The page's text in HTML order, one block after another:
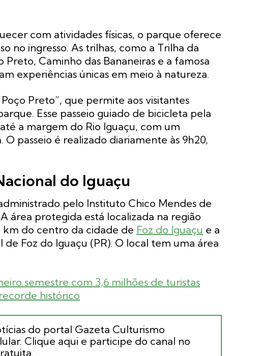
com atividades físicas, o parque oferece
no ingresso. As trilhas, como a Trilha da
Preto, Caminho das Bananeiras e a famosa
experiências únicas em meio à natureza.
Preto”, que permite aos visitantes
Esse passeio guiado de bicicleta pela
a margem do Rio Iguaçu, com um
passeio é realizado diariamente às 9h20,
do Iguaçu
pelo Instituto Chico Mendes de
área protegida está localizada na região
km do centro da cidade de Foz do Iguaçu e a
Foz do Iguaçu (PR). O local tem uma área
semestre com 3,6 milhões de turistas
histórico
do portal Gazeta Culturismo
Clique aqui e participe do canal no